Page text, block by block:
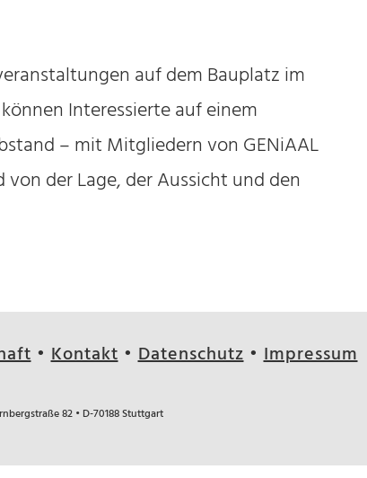
auf dem Bauplatz im
Interessierte auf einem
– mit Mitgliedern von GENiAAL
der Lage, der Aussicht und den
•Kontakt•Datenschutz•Impressum
82 •D-70188 Stuttgart